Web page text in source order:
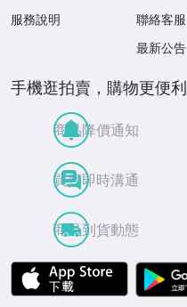
服務說明
聯絡客服
最新公告
手機逛拍賣，購物更便利
商品降價通知
買賣即時溝通
商品到貨動態
APP